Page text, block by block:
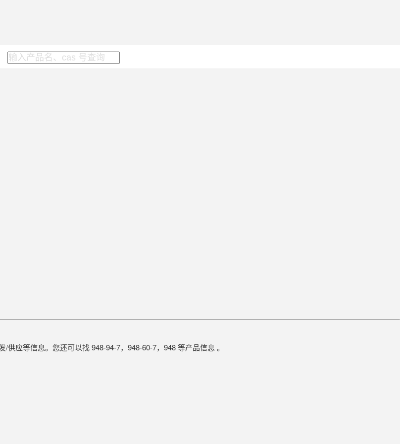
应等信息。您还可以找 948-94-7，948-60-7，948 等产品信息 。